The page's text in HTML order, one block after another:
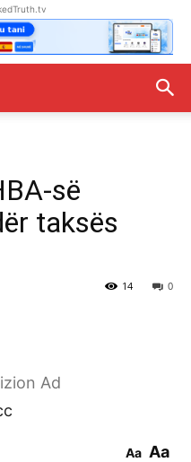
së
taksës
0
14
Ad
Aa Aa